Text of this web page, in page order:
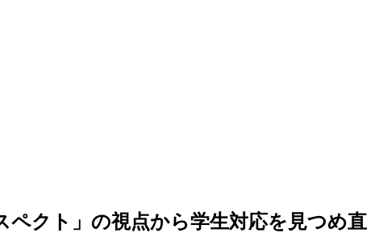
クト」の視点から学生対応を見つめ直